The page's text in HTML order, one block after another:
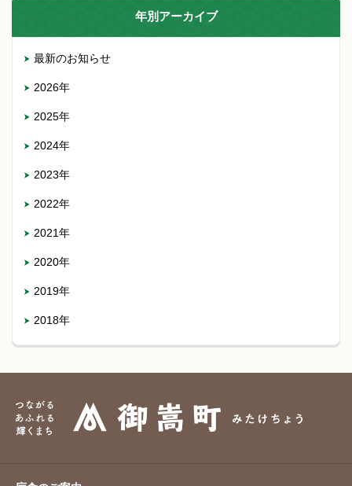
年別アーカイブ
最新のお知らせ
2026年
2025年
2024年
2023年
2022年
2021年
2020年
2019年
2018年